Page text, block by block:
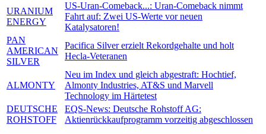
URANIUM
ENERGY
US-Uran-Comeback...: Uran-Comeback nimmt
Fahrt auf: Zwei US-Werte vor neuen
Katalysatoren!
PAN
AMERICAN
SILVER
Pacifica Silver erzielt Rekordgehalte und holt
Hecla-Veteranen
ALMONTY
Neu im Index und gleich abgestraft: Hochtief,
Almonty Industries, AT&S und Marvell
Technology im Härtetest
DEUTSCHE
ROHSTOFF
EQS-News: Deutsche Rohstoff AG:
Aktienrückkaufprogramm vorzeitig abgeschlossen